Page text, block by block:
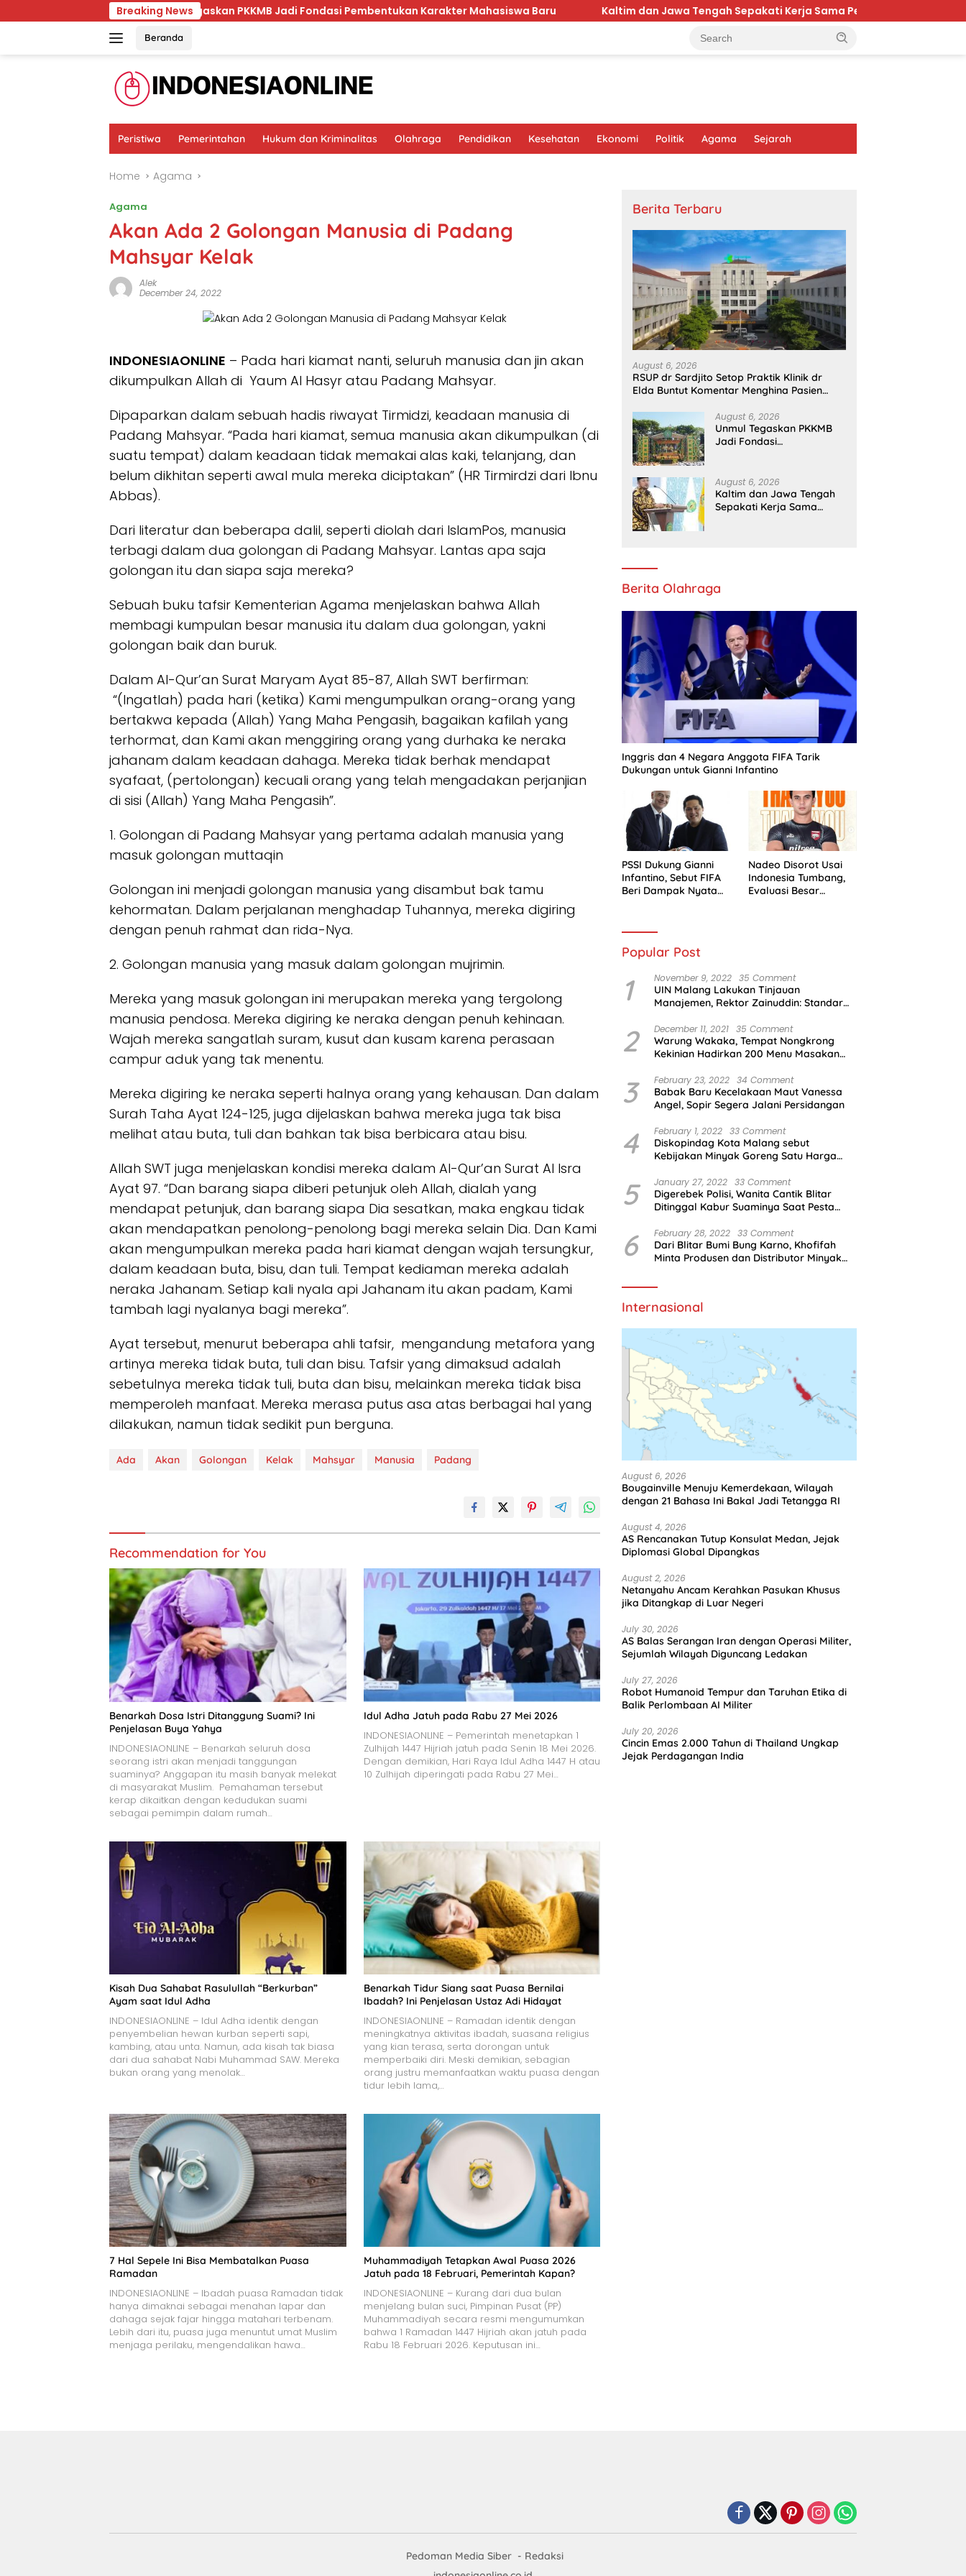
to
Breaking News
Unmul Tegaskan PKKMB Jadi Fondasi Pembentukan Karakter Mahasiswa Baru Kaltim dan Jawa Tengah Sepakati Kerja Sama Pembangunan dan Ekonomi Daerah
Beranda
Peristiwa Pemerintahan Hukum dan Kriminalitas Olahraga Pendidikan Kesehatan Ekonomi Politik Agama Sejarah
Home Agama
Agama
Akan Ada 2 Golongan Manusia di Padang
Mahsyar Kelak
Alek
December 24, 2022
INDONESIAONLINE – Pada hari kiamat nanti, seluruh manusia dan jin akan
dikumpulkan Allah di Yaum Al Hasyr atau Padang Mahsyar.
Dipaparkan dalam sebuah hadis riwayat Tirmidzi, keadaan manusia di
Padang Mahsyar. “Pada hari kiamat, semua manusia akan dikumpulkan (di
suatu tempat) dalam keadaan tidak memakai alas kaki, telanjang, dan
belum dikhitan seperti awal mula mereka diciptakan” (HR Tirmirdzi dari Ibnu
Abbas).
Dari literatur dan beberapa dalil, seperti diolah dari IslamPos, manusia
terbagi dalam dua golongan di Padang Mahsyar. Lantas apa saja
golongan itu dan siapa saja mereka?
Sebuah buku tafsir Kementerian Agama menjelaskan bahwa Allah
membagi kumpulan besar manusia itu dalam dua golongan, yakni
golongan baik dan buruk.
Dalam Al-Qur’an Surat Maryam Ayat 85-87, Allah SWT berfirman:
“(Ingatlah) pada hari (ketika) Kami mengumpulkan orang-orang yang
bertakwa kepada (Allah) Yang Maha Pengasih, bagaikan kafilah yang
terhormat, dan Kami akan menggiring orang yang durhaka ke neraka
jahanam dalam keadaan dahaga. Mereka tidak berhak mendapat
syafaat, (pertolongan) kecuali orang yang telah mengadakan perjanjian
di sisi (Allah) Yang Maha Pengasih”.
1. Golongan di Padang Mahsyar yang pertama adalah manusia yang
masuk golongan muttaqin
Golongan ini menjadi golongan manusia yang disambut bak tamu
kehormatan. Dalam perjalanan menghadap Tuhannya, mereka digiring
dengan penuh rahmat dan rida-Nya.
2. Golongan manusia yang masuk dalam golongan mujrimin.
Mereka yang masuk golongan ini merupakan mereka yang tergolong
manusia pendosa. Mereka digiring ke neraka dengan penuh kehinaan.
Wajah mereka sangatlah suram, kusut dan kusam karena perasaan
campur aduk yang tak menentu.
Mereka digiring ke neraka seperti halnya orang yang kehausan. Dan dalam
Surah Taha Ayat 124-125, juga dijelaskan bahwa mereka juga tak bisa
melihat atau buta, tuli dan bahkan tak bisa berbicara atau bisu.
Allah SWT juga menjelaskan kondisi mereka dalam Al-Qur’an Surat Al Isra
Ayat 97. “Dan barang siapa diberi petunjuk oleh Allah, dialah yang
mendapat petunjuk, dan barang siapa Dia sesatkan, maka engkau tidak
akan mendapatkan penolong-penolong bagi mereka selain Dia. Dan Kami
akan mengumpulkan mereka pada hari kiamat dengan wajah tersungkur,
dalam keadaan buta, bisu, dan tuli. Tempat kediaman mereka adalah
neraka Jahanam. Setiap kali nyala api Jahanam itu akan padam, Kami
tambah lagi nyalanya bagi mereka”.
Ayat tersebut, menurut beberapa ahli tafsir, mengandung metafora yang
artinya mereka tidak buta, tuli dan bisu. Tafsir yang dimaksud adalah
sebetulnya mereka tidak tuli, buta dan bisu, melainkan mereka tidak bisa
memperoleh manfaat. Mereka merasa putus asa atas berbagai hal yang
dilakukan, namun tidak sedikit pun berguna.
Ada Akan Golongan Kelak Mahsyar Manusia Padang
Recommendation for You
Benarkah Dosa Istri Ditanggung Suami? Ini
Penjelasan Buya Yahya
INDONESIAONLINE – Benarkah seluruh dosa
seorang istri akan menjadi tanggungan
suaminya? Anggapan itu masih banyak melekat
di masyarakat Muslim. Pemahaman tersebut
kerap dikaitkan dengan kedudukan suami
sebagai pemimpin dalam rumah…
Idul Adha Jatuh pada Rabu 27 Mei 2026
INDONESIAONLINE – Pemerintah menetapkan 1
Zulhijah 1447 Hijriah jatuh pada Senin 18 Mei 2026.
Dengan demikian, Hari Raya Idul Adha 1447 H atau
10 Zulhijah diperingati pada Rabu 27 Mei…
Kisah Dua Sahabat Rasulullah “Berkurban”
Ayam saat Idul Adha
INDONESIAONLINE – Idul Adha identik dengan
penyembelian hewan kurban seperti sapi,
kambing, atau unta. Namun, ada kisah tak biasa
dari dua sahabat Nabi Muhammad SAW. Mereka
bukan orang yang menolak…
Benarkah Tidur Siang saat Puasa Bernilai
Ibadah? Ini Penjelasan Ustaz Adi Hidayat
INDONESIAONLINE – Ramadan identik dengan
meningkatnya aktivitas ibadah, suasana religius
yang kian terasa, serta dorongan untuk
memperbaiki diri. Meski demikian, sebagian
orang justru memanfaatkan waktu puasa dengan
tidur lebih lama,…
7 Hal Sepele Ini Bisa Membatalkan Puasa
Ramadan
INDONESIAONLINE – Ibadah puasa Ramadan tidak
hanya dimaknai sebagai menahan lapar dan
dahaga sejak fajar hingga matahari terbenam.
Lebih dari itu, puasa juga menuntut umat Muslim
menjaga perilaku, mengendalikan hawa…
Muhammadiyah Tetapkan Awal Puasa 2026
Jatuh pada 18 Februari, Pemerintah Kapan?
INDONESIAONLINE – Kurang dari dua bulan
menjelang bulan suci, Pimpinan Pusat (PP)
Muhammadiyah secara resmi mengumumkan
bahwa 1 Ramadan 1447 Hijriah akan jatuh pada
Rabu 18 Februari 2026. Keputusan ini…
Berita Terbaru
August 6, 2026
RSUP dr Sardjito Setop Praktik Klinik dr
Elda Buntut Komentar Menghina Pasien
August 6, 2026
Unmul Tegaskan PKKMB
Jadi Fondasi
August 6, 2026
Kaltim dan Jawa Tengah
Sepakati Kerja Sama
Berita Olahraga
Inggris dan 4 Negara Anggota FIFA Tarik
Dukungan untuk Gianni Infantino
PSSI Dukung Gianni
Infantino, Sebut FIFA
Beri Dampak Nyata
Nadeo Disorot Usai
Indonesia Tumbang,
Evaluasi Besar
Popular Post
1 November 9, 2022 35 Comment
UIN Malang Lakukan Tinjauan
Manajemen, Rektor Zainuddin: Standar
2 December 11, 2021 35 Comment
Warung Wakaka, Tempat Nongkrong
Kekinian Hadirkan 200 Menu Masakan
3 February 23, 2022 34 Comment
Babak Baru Kecelakaan Maut Vanessa
Angel, Sopir Segera Jalani Persidangan
4 February 1, 2022 33 Comment
Diskopindag Kota Malang sebut
Kebijakan Minyak Goreng Satu Harga
5 January 27, 2022 33 Comment
Digerebek Polisi, Wanita Cantik Blitar
Ditinggal Kabur Suaminya Saat Pesta
6 February 28, 2022 33 Comment
Dari Blitar Bumi Bung Karno, Khofifah
Minta Produsen dan Distributor Minyak
Internasional
August 6, 2026
Bougainville Menuju Kemerdekaan, Wilayah
dengan 21 Bahasa Ini Bakal Jadi Tetangga RI
August 4, 2026
AS Rencanakan Tutup Konsulat Medan, Jejak
Diplomasi Global Dipangkas
August 2, 2026
Netanyahu Ancam Kerahkan Pasukan Khusus
jika Ditangkap di Luar Negeri
July 30, 2026
AS Balas Serangan Iran dengan Operasi Militer,
Sejumlah Wilayah Diguncang Ledakan
July 27, 2026
Robot Humanoid Tempur dan Taruhan Etika di
Balik Perlombaan AI Militer
July 20, 2026
Cincin Emas 2.000 Tahun di Thailand Ungkap
Jejak Perdagangan India
Pedoman Media Siber
Redaksi